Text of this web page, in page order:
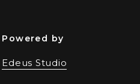
Powered by
Edeus Studio